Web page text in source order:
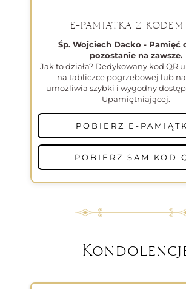
E-PAMIĄTKA Z KODEM
Śp. Wojciech Dacko - Pamięć
pozostanie na zawsze.
Jak to działa? Dedykowany kod QR
na tabliczce pogrzebowej lub
umożliwia szybki i wygodny
Upamiętniającej.
POBIERZ E-
POBIERZ SAM KOD